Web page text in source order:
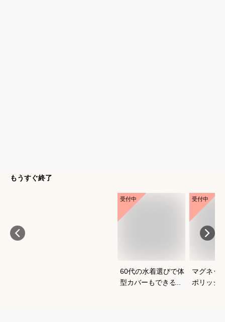
もうすぐ終了
受付中
60代の水着選びで体
型カバーもできるお
受付中
マグネッ
ポリッシ